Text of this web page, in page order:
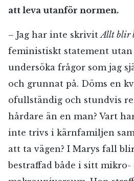
att leva utanför normen.
– Jag har inte skrivitAllt blir
feministiskt statement utan
undersöka frågor som jag
och grunnat på. Döms en
ofullständig och stundvis
hårdare än en man? Vart
inte trivs i kärnfamiljen
att ta vägen? I Marys fall
bestraffad både i sitt mikro-